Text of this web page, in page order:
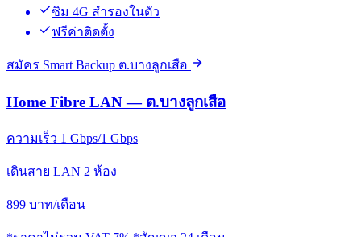
ซิม 4G สำรองในตัว
ฟรีค่าติดตั้ง
สมัคร Smart Backup ต.บางลูกเสือ
Home Fibre LAN — ต.บางลูกเสือ
ความเร็ว 1 Gbps/1 Gbps
เดินสาย LAN 2 ห้อง
899 บาท/เดือน